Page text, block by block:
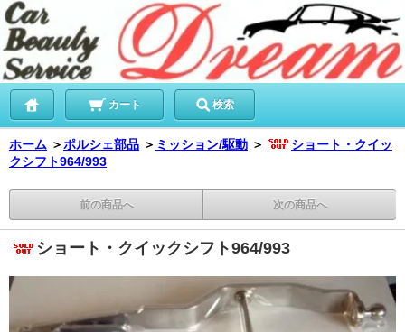
カート 検索
ホーム ＞ポルシェ部品 ＞ ミッション/駆動 ＞
ショート・クイッ
クシフト964/993
前の商品へ 次の商品へ
ショート・クイックシフト964/993